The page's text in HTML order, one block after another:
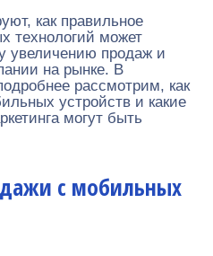
как правильное
технологий может
увеличению продаж и
на рынке. В
рассмотрим, как
устройств и какие
могут быть
с мобильных